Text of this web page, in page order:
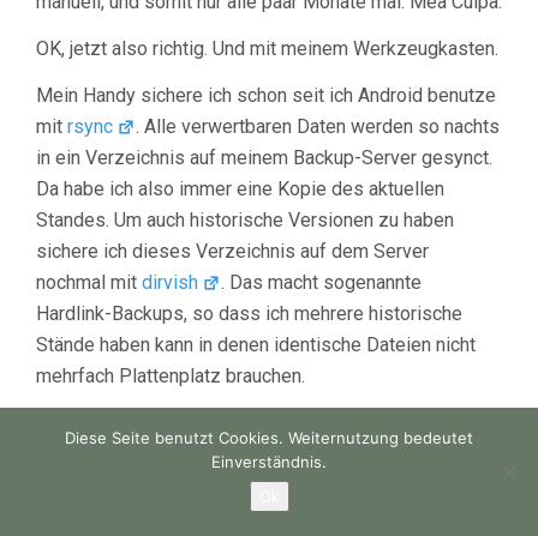
OK, jetzt also richtig. Und mit meinem Werkzeugkasten.
Mein Handy sichere ich schon seit ich Android benutze
mit rsync
. Alle verwertbaren Daten werden so nachts
in ein Verzeichnis auf meinem Backup-Server gesynct.
Da habe ich also immer eine Kopie des aktuellen
Standes. Um auch historische Versionen zu haben
sichere ich dieses Verzeichnis auf dem Server
nochmal mit dirvish
. Das macht sogenannte
Hardlink-Backups, so dass ich mehrere historische
Stände haben kann in denen identische Dateien nicht
mehrfach Plattenplatz brauchen.
weiterlesen
Diese Seite benutzt Cookies. Weiternutzung bedeutet
Einverständnis.